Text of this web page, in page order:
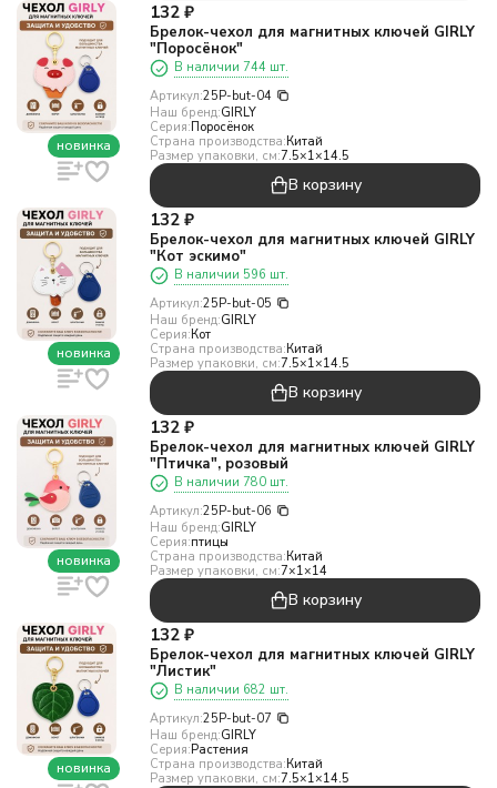
новинка
132 ₽
Брелок-чехол для магнитных ключей GIRLY
"Поросёнок"
В наличии 744 шт.
Артикул:25P-but-04
Наш бренд:GIRLY
Серия:Поросёнок
Страна производства:Китай
Размер упаковки, см:7.5×1×14.5
В корзину
новинка
132 ₽
Брелок-чехол для магнитных ключей GIRLY
"Кот эскимо"
В наличии 596 шт.
Артикул:25P-but-05
Наш бренд:GIRLY
Серия:Кот
Страна производства:Китай
Размер упаковки, см:7.5×1×14.5
В корзину
новинка
132 ₽
Брелок-чехол для магнитных ключей GIRLY
"Птичка", розовый
В наличии 780 шт.
Артикул:25P-but-06
Наш бренд:GIRLY
Серия:птицы
Страна производства:Китай
Размер упаковки, см:7×1×14
В корзину
новинка
132 ₽
Брелок-чехол для магнитных ключей GIRLY
"Листик"
В наличии 682 шт.
Артикул:25P-but-07
Наш бренд:GIRLY
Серия:Растения
Страна производства:Китай
Размер упаковки, см:7.5×1×14.5